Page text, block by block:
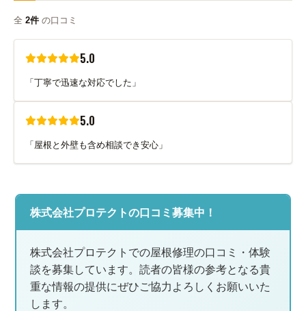
全 2件 の口コミ
5.0
「丁寧で迅速な対応でした」
5.0
「屋根と外壁も含め相談でき安心」
株式会社プロテクトの口コミ募集中！
株式会社プロテクトでの屋根修理の口コミ・体験
談を募集しています。読者の皆様の参考となる貴
重な情報の提供にぜひご協力よろしくお願いいた
します。